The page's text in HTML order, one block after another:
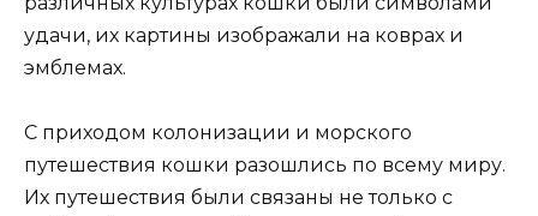
удачи, их картины изображали на коврах и
эмблемах.
С приходом колонизации и морского
путешествия кошки разошлись по всему миру.
Их путешествия были связаны не только с